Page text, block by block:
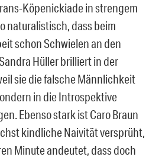
Köpenickiade in strengem
naturalistisch, dass beim
schon Schwielen an den
Hüller brilliert in der
sie die falsche Männlichkeit
in die Introspektive
Ebenso stark ist Caro Braun
kindliche Naivität versprüht,
Minute andeutet, dass doch